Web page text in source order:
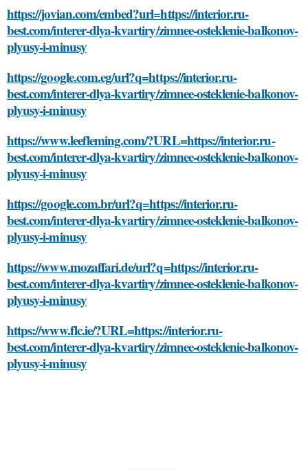
https://jovian.com/embed?url=https://interior.ru-
best.com/interer-dlya-kvartiry/zimnee-osteklenie-balkonov-
plyusy-i-minusy
https://google.com.eg/url?q=https://interior.ru-
best.com/interer-dlya-kvartiry/zimnee-osteklenie-balkonov-
plyusy-i-minusy
https://www.leefleming.com/?URL=https://interior.ru-
best.com/interer-dlya-kvartiry/zimnee-osteklenie-balkonov-
plyusy-i-minusy
https://google.com.br/url?q=https://interior.ru-
best.com/interer-dlya-kvartiry/zimnee-osteklenie-balkonov-
plyusy-i-minusy
https://www.mozaffari.de/url?q=https://interior.ru-
best.com/interer-dlya-kvartiry/zimnee-osteklenie-balkonov-
plyusy-i-minusy
https://www.flc.ie/?URL=https://interior.ru-
best.com/interer-dlya-kvartiry/zimnee-osteklenie-balkonov-
plyusy-i-minusy